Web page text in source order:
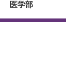
医学部